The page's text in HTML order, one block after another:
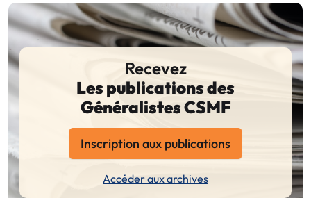
Recevez
Les publications des
Généralistes CSMF
Inscription aux publications
Accéder aux archives